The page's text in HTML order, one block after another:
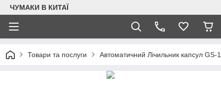
ЧУМАКИ В КИТАЇ
Товари та послуги Автоматичний Лічильник капсул GS-